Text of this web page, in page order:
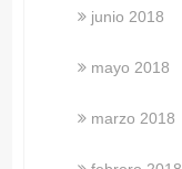
junio 2018
mayo 2018
marzo 2018